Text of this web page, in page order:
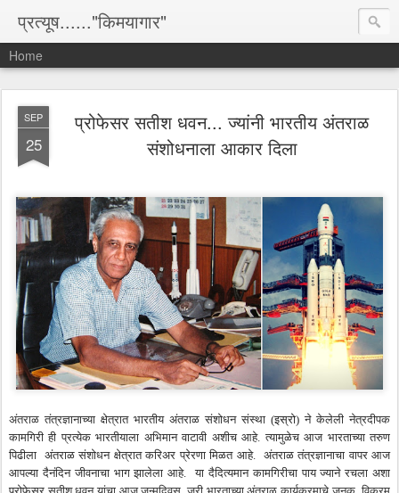
प्रत्यूष......"किमयागार"
Home
SEP
25
प्रोफेसर सतीश धवन... ज्यांनी भारतीय अंतराळ
संशोधनाला आकार दिला
अंतराळ तंत्रज्ञानाच्या क्षेत्रात भारतीय अंतराळ संशोधन संस्था (इस्रो)ने केलेली नेत्रदीपक
कामगिरी ही प्रत्येक भारतीयाला अभिमान वाटावी अशीच आहे.त्यामुळेच आज भारताच्या तरुण
पिढीला अंतराळ संशोधन क्षेत्रात करिअर प्रेरणा मिळत आहे. अंतराळ तंत्रज्ञानाचा वापर आज
आपल्या दैनंदिन जीवनाचा भाग झालेला आहे.या दैदित्यमान कामगिरीचा पाय ज्याने रचला अशा